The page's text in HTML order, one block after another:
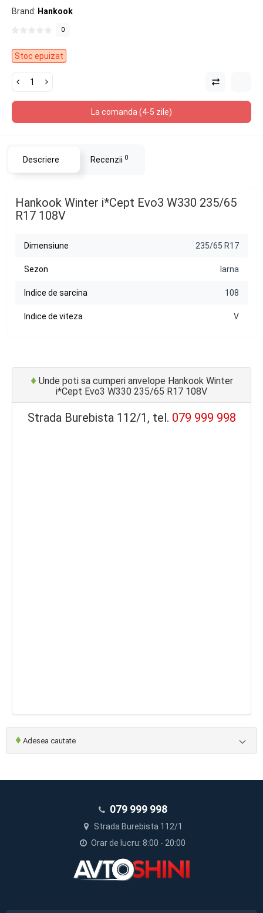
Brand: Hankook
0
Stoc epuizat
La comanda (4-5 zile)
Descriere Recenzii 0
Hankook Winter i*Cept Evo3 W330 235/65
R17 108V
Dimensiune 235/65 R17
Sezon Iarna
Indice de sarcina 108
Indice de viteza V
♦Unde poti sa cumperi anvelope Hankook Winter
i*Cept Evo3 W330 235/65 R17 108V
Strada Burebista 112/1, tel. 079 999 998
♦ Adesea cautate
079 999 998
Strada Burebista 112/1
Orar de lucru: 8:00 - 20:00